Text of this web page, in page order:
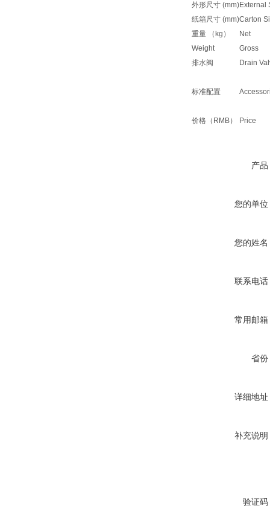
外形尺寸 (mm)External
纸箱尺寸 (mm)Carton
重量 （kg）
Weight
Net
Gross
排水阀
Drain
标准配置
价格（RMB） Price
产品
您的单位
您的姓名
联系电话
常用邮箱
省份
详细地址
补充说明
验证码